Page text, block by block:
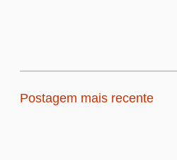
Postagem mais recente